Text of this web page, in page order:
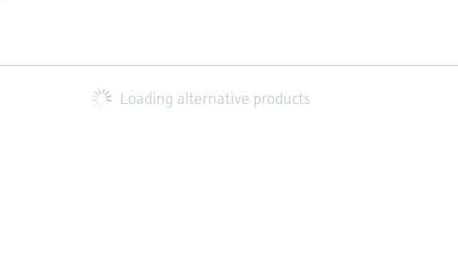
Loading alternative products